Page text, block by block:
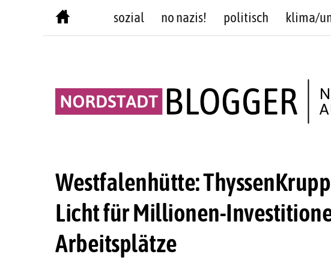
sozial no nazis! politisch klima/
Westfalenhütte:
Licht für Millionen-
Arbeitsplätze